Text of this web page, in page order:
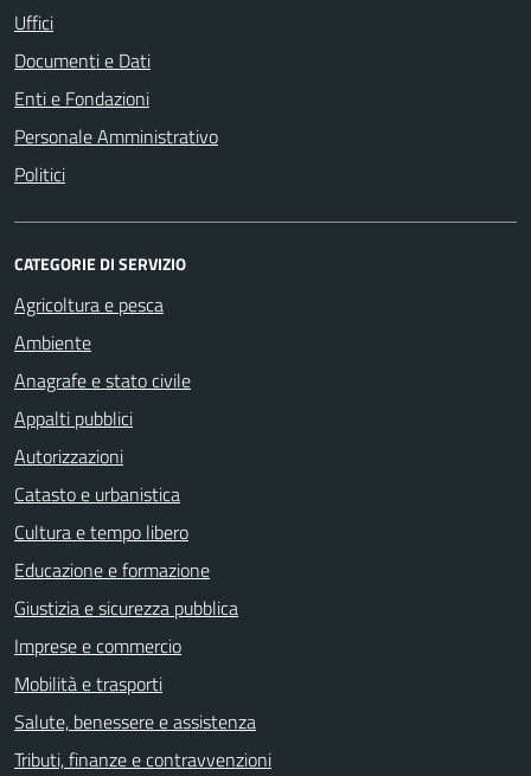
Uffici
Documenti e Dati
Enti e Fondazioni
Personale Amministrativo
Politici
CATEGORIE DI SERVIZIO
Agricoltura e pesca
Ambiente
Anagrafe e stato civile
Appalti pubblici
Autorizzazioni
Catasto e urbanistica
Cultura e tempo libero
Educazione e formazione
Giustizia e sicurezza pubblica
Imprese e commercio
Mobilità e trasporti
Salute, benessere e assistenza
Tributi, finanze e contravvenzioni